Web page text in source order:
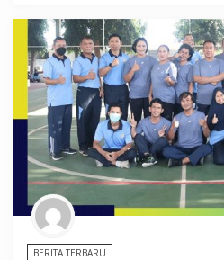
BERITA TERBARU